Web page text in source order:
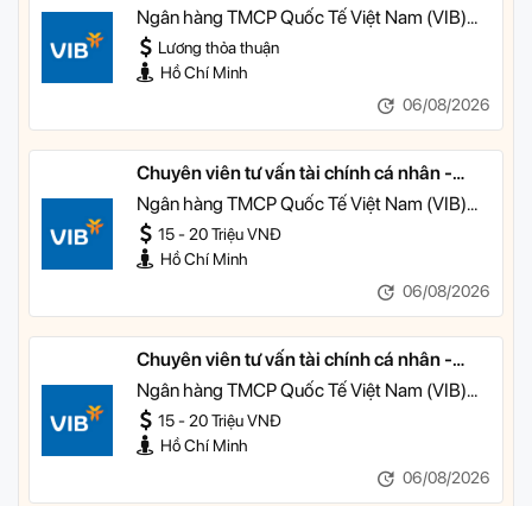
nhân
Ngân hàng TMCP Quốc Tế Việt Nam (VIB)
TP HCM
Lương thỏa thuận
Hồ Chí Minh
06/08/2026
Chuyên viên tư vấn tài chính cá nhân -
Quản lý Khách hàng Cá nhân
Ngân hàng TMCP Quốc Tế Việt Nam (VIB)
TP HCM
15 - 20 Triệu VNĐ
Hồ Chí Minh
06/08/2026
Chuyên viên tư vấn tài chính cá nhân -
Quản lý Khách hàng Ưu tiên
Ngân hàng TMCP Quốc Tế Việt Nam (VIB)
TP HCM
15 - 20 Triệu VNĐ
Hồ Chí Minh
06/08/2026